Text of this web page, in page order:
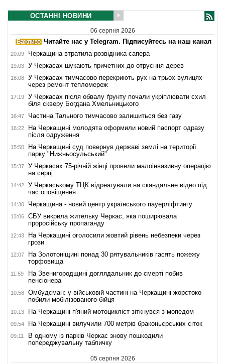
ОСТАННІ НОВИНИ
06 серпня 2026
Читайте нас у Telegram. Підписуйтесь на наш канал
20:09 Черкащина втратила розвідника-сапера
19:03 У Черкасах шукають причетних до отруєння дерев
18:08
У Черкасах тимчасово перекриють рух на трьох вулицях
через ремонт тепломереж
17:19
У Черкасах після обвалу ґрунту почали укріплювати схил
біля скверу Богдана Хмельницького
16:47 Частина Тального тимчасово залишиться без газу
16:22
На Черкащині молодята оформили новий паспорт одразу
після одруження
15:50
На Черкащині суд повернув державі землі на території
парку "Нижньосульський"
15:37
У Черкасах 75-річній жінці провели малоінвазивну операцію
на серці
14:42
У Черкаському ТЦК відреагували на скандальне відео під
час оповіщення
14:30 Черкащина - новий центр українського пауерліфтингу
13:06
СБУ викрила жительку Черкас, яка поширювала
проросійську пропаганду
12:43
На Черкащині оголосили жовтий рівень небезпеки через
грози
12:07
На Золотоніщині понад 30 рятувальників гасять пожежу
торфовища
11:59
На Звенигородщині доглядальник до смерті побив
пенсіонера
10:58
Омбудсман: у військовій частині на Черкащині жорстоко
побили мобілізованого бійця
10:13 На Черкащині п'яний мотоцикліст зіткнувся з мопедом
09:54 На Черкащині вилучили 700 метрів браконьєрських сіток
09:11
В одному із парків Черкас знову пошкодили
попереджувальну табличку
05 серпня 2026